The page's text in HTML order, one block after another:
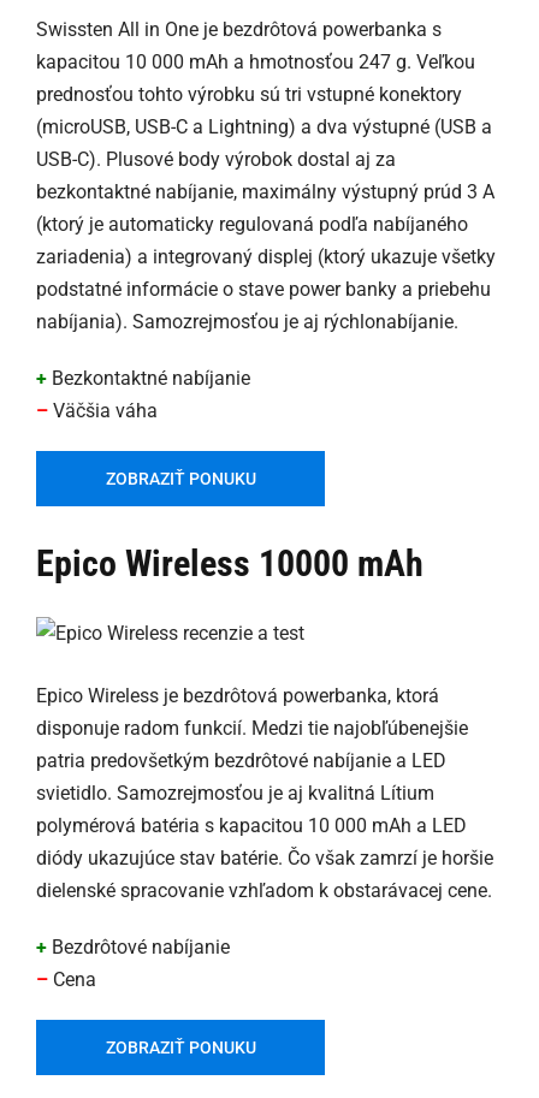
Swissten All in One je bezdrôtová powerbanka s
kapacitou 10 000 mAh a hmotnosťou 247 g. Veľkou
prednosťou tohto výrobku sú tri vstupné konektory
(microUSB, USB-C a Lightning) a dva výstupné (USB a
USB-C). Plusové body výrobok dostal aj za
bezkontaktné nabíjanie, maximálny výstupný prúd 3 A
(ktorý je automaticky regulovaná podľa nabíjaného
zariadenia) a integrovaný displej (ktorý ukazuje všetky
podstatné informácie o stave power banky a priebehu
nabíjania). Samozrejmosťou je aj rýchlonabíjanie.
+ Bezkontaktné nabíjanie
– Väčšia váha
ZOBRAZIŤ PONUKU
Epico Wireless 10000 mAh
Epico Wireless je bezdrôtová powerbanka, ktorá
disponuje radom funkcií. Medzi tie najobľúbenejšie
patria predovšetkým bezdrôtové nabíjanie a LED
svietidlo. Samozrejmosťou je aj kvalitná Lítium
polymérová batéria s kapacitou 10 000 mAh a LED
diódy ukazujúce stav batérie. Čo však zamrzí je horšie
dielenské spracovanie vzhľadom k obstarávacej cene.
+ Bezdrôtové nabíjanie
– Cena
ZOBRAZIŤ PONUKU